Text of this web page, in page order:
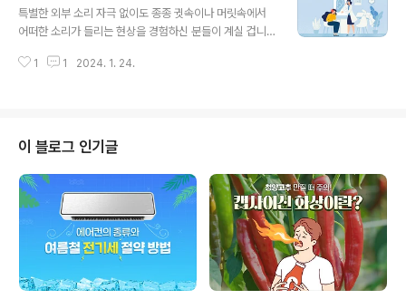
피가 건강에 좋다는 연구들은 간 건강에 도움이 되고, 당뇨
와 치매, 암, 심장질환 예방에 도움이 된다고 합니다. 이렇
까요? 그것은 커피가 어떻게 만들어 마시는가, 즉 커피의
특별한 외부 소리 자극 없이도 종종 귓속이나 머릿속에서
어떠한 소리가 들리는 현상을 경험하신 분들이 계실 겁니
가지 형태의 소리로 들리거나 귀가 먹먹한 현상으로 나타
스트레스 등 심할 경우 우울증의 원인이 되어 일상생활을
누리지 못할 수도 있습니다. 이렇게 일상생활에 지장을 주
는 이명의 원인은 여러 가지가 있는데요. 대표적으로 외부
의 강한 소리 자극, 귀의 이상 그리고 스트레스, 노화, 약물
부작용 등이 있으며 원인을 치료함으로써 이명을 없앨 수
있습니다. 강한 소리 자극의 경우..
1 1 2024. 1. 24.
이 블로그 인기글